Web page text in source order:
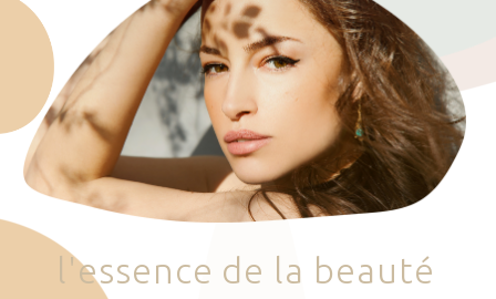
Soins
Je veux faire un bon cadeau
Plan d’accès
Prendre RDV
'essence de la beauté